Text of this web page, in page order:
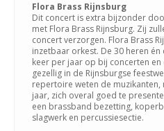
Flora Brass Rijnsburg
Dit concert is extra bijzonder
met Flora Brass Rijnsburg. Zij
concert verzorgen. Flora Brass
inzetbaar orkest. De 30 heren én
keer per jaar op bij concerten en
gezellig in de Rijnsburgse
repertoire weten de
jaar, zich overal goed te
een brassband bezetting,
slagwerk en percussiesectie.